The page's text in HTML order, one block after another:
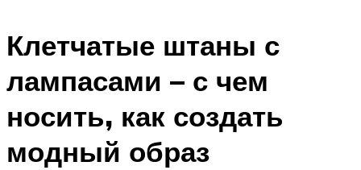
Клетчатые штаны с
лампасами – с чем
носить, как создать
модный образ